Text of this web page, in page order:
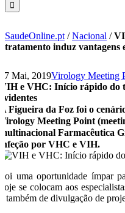
SaudeOnline.pt /Nacional /
tratamento induz vantagens
17 Mai, 2019Virology Meeting
VIH e VHC: Início rápido do
evidentes
A Figueira da Foz foi o
Virology Meeting Point
multinacional Farmacêutica
infeção por VHC e VIH.
Foi uma oportunidade ímpar
hoje se colocam aos
e também de divulgação de